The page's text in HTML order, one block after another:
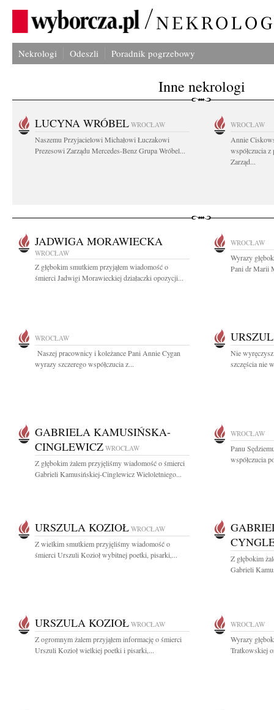
Nekrologi Odeszli Poradnik pogrzebowy
Inne nekrologi
LUCYNA WRÓBEL WROCŁAW
Naszemu Przyjacielowi Michałowi Łuczakowi
Prezesowi Zarządu Mercedes-Benz Grupa Wróbel...
WROCŁAW
Annie
współczucia
Zarząd...
JADWIGA MORAWIECKA
WROCŁAW
Z głębokim smutkiem przyjąłem wiadomość o
śmierci Jadwigi Morawieckiej działaczki opozycji...
WROCŁAW
Wyrazy
Pani dr Marii
WROCŁAW
Naszej pracownicy i koleżance Pani Annie Cygan
wyrazy szczerego współczucia z...
Nie
szczęścia nie
GABRIELA KAMUSIŃSKA-
CINGLEWICZ WROCŁAW
Z głębokim żalem przyjęliśmy wiadomość o śmierci
Gabrieli Kamusińskiej-Cinglewicz Wieloletniego...
WROCŁAW
Panu
współczucia
URSZULA KOZIOŁ WROCŁAW
Z wielkim smutkiem przyjęliśmy wiadomość o
śmierci Urszuli Kozioł wybitnej poetki, pisarki,...
Z głębokim
Gabrieli
URSZULA KOZIOŁ WROCŁAW
Z ogromnym żalem przyjąłem informację o śmierci
Urszuli Kozioł wielkiej poetki i pisarki,...
WROCŁAW
Wyrazy
Tratkowskiej